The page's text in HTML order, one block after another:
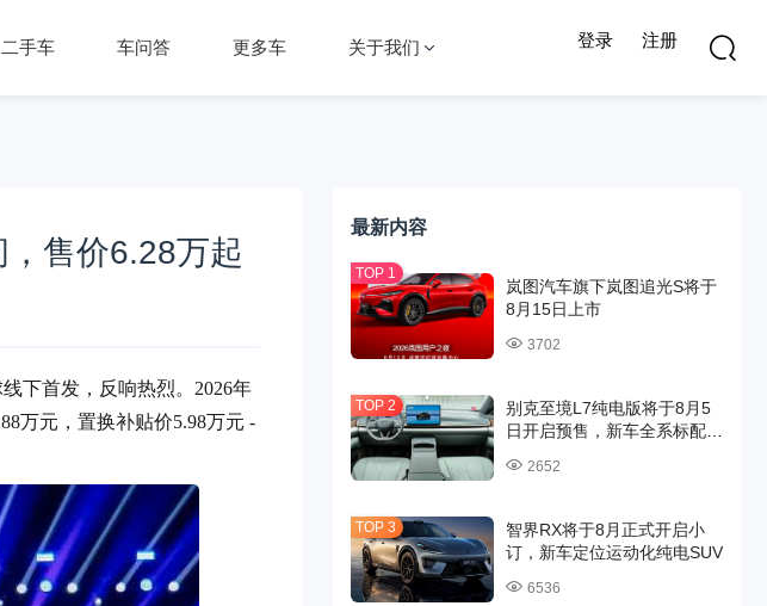
二手车 车问答 更多车 关于我们 登录 注册
售价6.28万起
下首发，反响热烈。2026年
万元，置换补贴价5.98万元 -
最新内容
岚图汽车旗下岚图追光S将于
8月15日上市
3702
别克至境L7纯电版将于8月5
日开启预售，新车全系标配
2652
智界RX将于8月正式开启小
订，新车定位运动化纯电SUV
6536